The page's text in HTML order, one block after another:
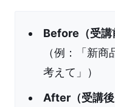
Before（受講
（例：「新
考えて」）
After（受講後